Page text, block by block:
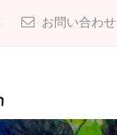
お問い合わせ